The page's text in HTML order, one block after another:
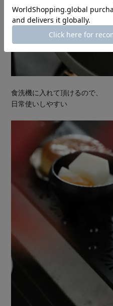
食洗機に入れて頂けるので、
日常使いしやすい